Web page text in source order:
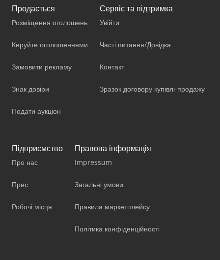
Продається
Розміщення оголошень
Керуйте оголошеннями
Замовити рекламу
Знак довіри
Подати аукціон
Сервіс та підтримка
Увійти
Часті питання/Довідка
Контакт
Зразок договору купівлі-продажу
Підприємство
Про нас
Прес
Робочі місця
Правова інформація
Impressum
Загальні умови
Правила маркетплейсу
Політика конфіденційності